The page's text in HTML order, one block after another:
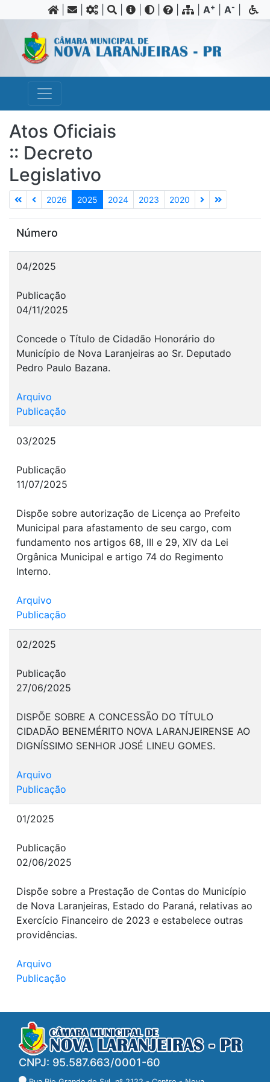
| A+ A-
Atos Oficiais
:: Decreto
Legislativo
2026 2025 2024 2023 2020
Número
04/2025
Publicação
04/11/2025
Concede o Título de Cidadão Honorário do
Município de Nova Laranjeiras ao Sr. Deputado
Pedro Paulo Bazana.
Arquivo
Publicação
03/2025
Publicação
11/07/2025
Dispõe sobre autorização de Licença ao Prefeito
Municipal para afastamento de seu cargo, com
fundamento nos artigos 68, III e 29, XIV da Lei
Orgânica Municipal e artigo 74 do Regimento
Interno.
Arquivo
Publicação
02/2025
Publicação
27/06/2025
DISPÕE SOBRE A CONCESSÃO DO TÍTULO
CIDADÃO BENEMÉRITO NOVA LARANJEIRENSE AO
DIGNÍSSIMO SENHOR JOSÉ LINEU GOMES.
Arquivo
Publicação
01/2025
Publicação
02/06/2025
Dispõe sobre a Prestação de Contas do Município
de Nova Laranjeiras, Estado do Paraná, relativas ao
Exercício Financeiro de 2023 e estabelece outras
providências.
Arquivo
Publicação
CNPJ: 95.587.663/0001-60